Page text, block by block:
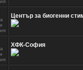
Център за биогенни
ХФК-София